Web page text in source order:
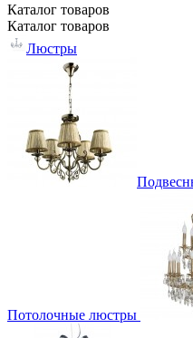
Каталог товаров
Каталог товаров
Люстры
Потолочные люстры